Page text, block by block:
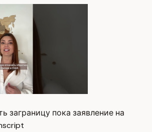
заграницу пока заявление на